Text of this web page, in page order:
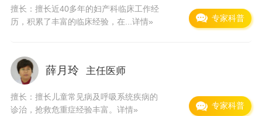
擅长：擅长近40多年的妇产科临床工作经
历，积累了丰富的临床经验，在...详情» 专家科普
薛月玲 主任医师
擅长：擅长儿童常见病及呼吸系统疾病的
诊治，抢救危重症经验丰富。 详情» 专家科普